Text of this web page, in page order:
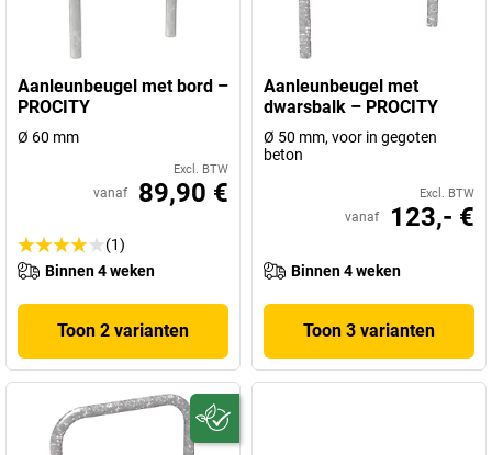
Aanleunbeugel met bord –
PROCITY
Ø 60 mm
Excl. BTW
vanaf 89,90 €
(1)
Binnen 4 weken
Toon 2 varianten
Aanleunbeugel met
dwarsbalk – PROCITY
Ø 50 mm, voor in gegoten
beton
Excl. BTW
vanaf 123,- €
Binnen 4 weken
Toon 3 varianten